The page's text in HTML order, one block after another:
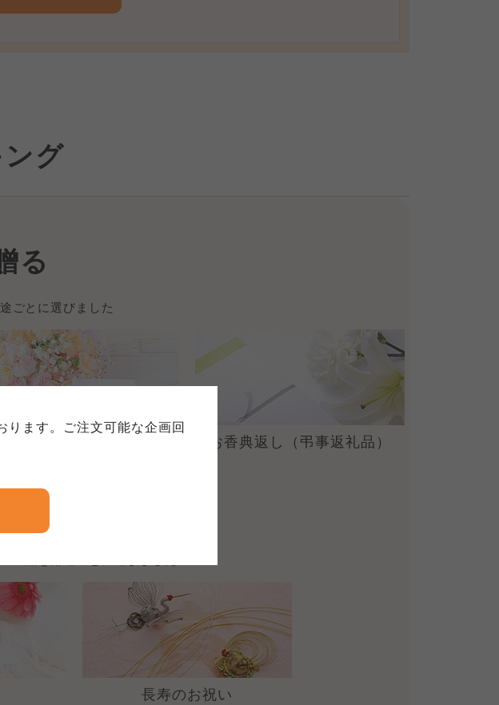
ります。ご注文可能な企画回
グ
る
ごとに選びました
お香典返し （弔事返礼品）
る
長寿のお祝い
利用規程）について
運営しています。ご自身が加入されている生協が定
ついては、利用約款の細則として規定されています。
わかやま市民生協
について
運営しています。お預かりしている個人情報につい
づいて、コープ事業連合が適切に管理をおこなってい
生協のボタンをクリックしてご確認ください。
ならコープ
わかやま市民生協
記について
運営しています。販売責任者は、それぞれご利用の
タンをクリックしてご確認ください。